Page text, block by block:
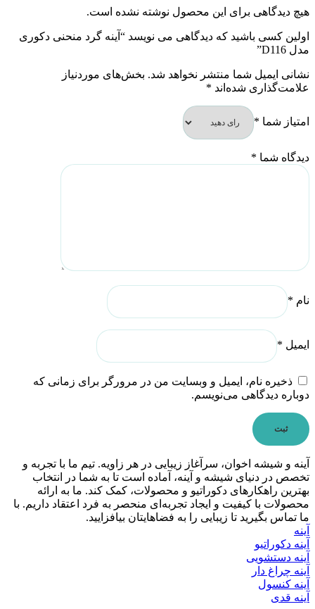
هیچ دیدگاهی برای این محصول نوشته نشده است.
اولین کسی باشید که دیدگاهی می نویسد “آینه گرد منحنی دکوری
مدل D116”
نشانی ایمیل شما منتشر نخواهد شد. بخش‌های موردنیاز
علامت‌گذاری شده‌اند *
امتیاز شما *
دیدگاه شما *
نام *
ایمیل *
ذخیره نام، ایمیل و وبسایت من در مرورگر برای زمانی که
دوباره دیدگاهی می‌نویسم.
آینه و شیشه اخوان، سرآغاز زیبایی در هر زاویه. تیم ما با تجربه و
تخصص در دنیای شیشه و آینه، آماده است تا به شما در انتخاب
بهترین راهکارهای دکوراتیو و محصولات، کمک کند. ما به ارائه
محصولات با کیفیت و ایجاد تجربه‌ای منحصر به فرد اعتقاد داریم. با
ما تماس بگیرید تا زیبایی را به فضاهایتان بیافزایید.
آینه
آینه دکوراتیو
آینه دستشویی
آینه چراغ دار
آینه کنسول
آینه قدی